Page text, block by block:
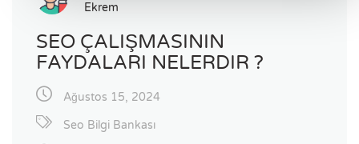
Ekrem
SEO ÇALIŞMASININ
FAYDALARI NELERDIR ?
Ağustos 15, 2024
Seo Bilgi Bankası